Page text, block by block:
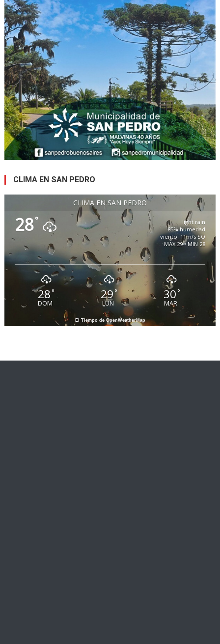
CLIMA EN SAN PEDRO
CLIMA EN SAN PEDRO
28°
light rain
85% humedad
viento: 11m/s SO
MAX 29 • MIN 28
28°
DOM
29 °
LUN
30°
MAR
El Tiempo de OpenWeatherMap